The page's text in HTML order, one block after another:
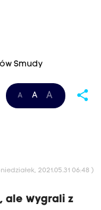
Smudy
A A A share
2021.05.31 06:48 )
ale wygrali z